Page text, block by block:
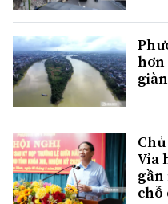
hơn
Vỉa
gần
chỗ